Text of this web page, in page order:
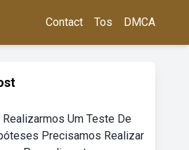
Contact Tos DMCA
Realizarmos Um Teste De
Precisamos Realizar